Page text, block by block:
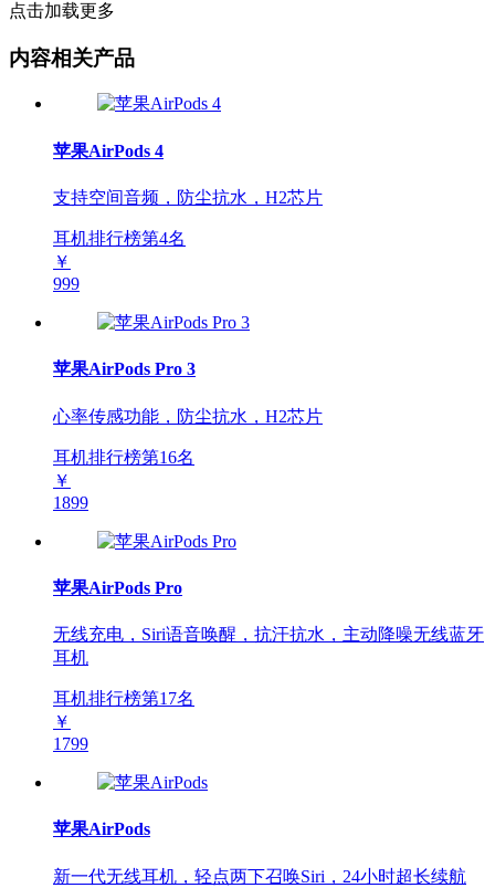
点击加载更多
内容相关产品
苹果AirPods 4
支持空间音频，防尘抗水，H2芯片
耳机排行榜第4名
￥
999
苹果AirPods Pro 3
心率传感功能，防尘抗水，H2芯片
耳机排行榜第16名
￥
1899
苹果AirPods Pro
无线充电，Siri语音唤醒，抗汗抗水，主动降噪无线蓝牙
耳机
耳机排行榜第17名
￥
1799
苹果AirPods
新一代无线耳机，轻点两下召唤Siri，24小时超长续航